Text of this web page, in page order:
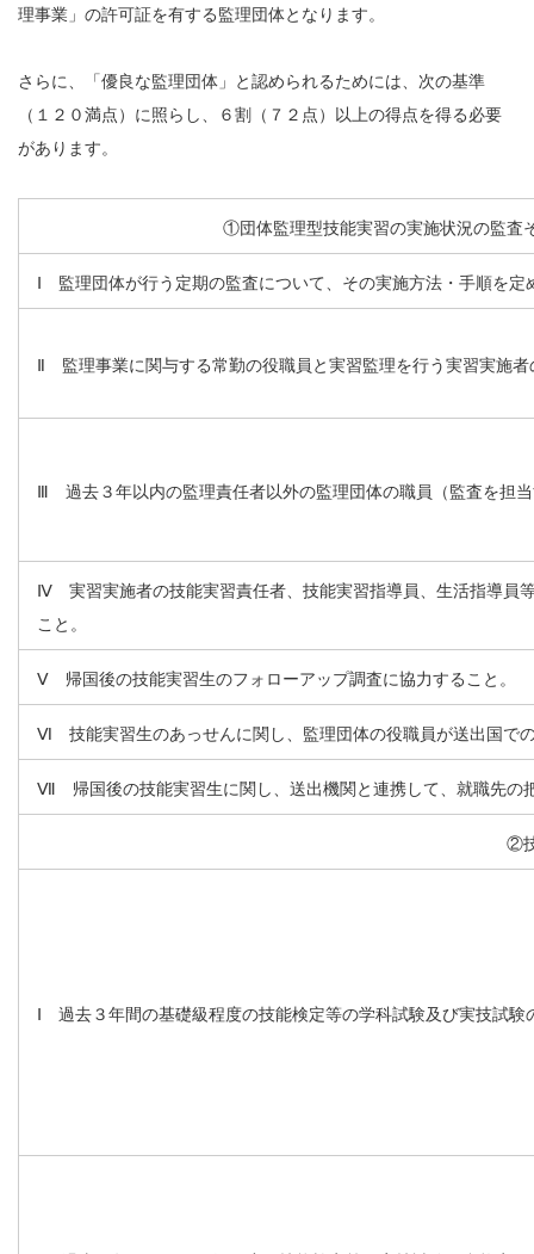
理事業」の許可証を有する監理団体となります。
さらに、「優良な監理団体」と認められるためには、次の基準
（１２０満点）に照らし、６割（７２点）以上の得点を得る必要
があります。
①団体監理型技能実習の実施状況の監査
Ⅰ 監理団体が行う定期の監査について、その実施方法・手順を
Ⅱ 監理事業に関与する常勤の役職員と実習監理を行う実習実施者
Ⅲ 過去３年以内の監理責任者以外の監理団体の職員（監査を担
Ⅳ 実習実施者の技能実習責任者、技能実習指導員、生活指導員
こと。
Ⅴ 帰国後の技能実習生のフォローアップ調査に協力すること。
Ⅵ 技能実習生のあっせんに関し、監理団体の役職員が送出国で
Ⅶ 帰国後の技能実習生に関し、送出機関と連携して、就職先の
②
Ⅰ 過去３年間の基礎級程度の技能検定等の学科試験及び実技試